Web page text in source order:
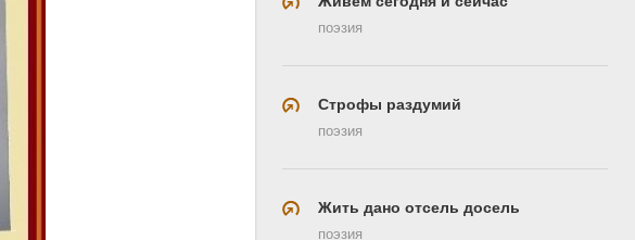
поэзия
Строфы раздумий
поэзия
Жить дано отсель досель
поэзия